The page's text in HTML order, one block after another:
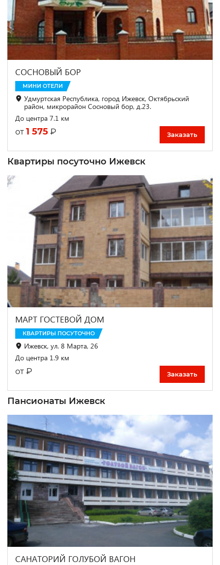
СОСНОВЫЙ БОР
МИНИ ОТЕЛИ
Удмуртская Республика, город Ижевск, Октябрьский
район, микрорайон Сосновый бор, д.23.
До центра 7.1 км
от 1 575 ₽ Заказать
Квартиры посуточно Ижевск
МАРТ ГОСТЕВОЙ ДОМ
КВАРТИРЫ ПОСУТОЧНО
Ижевск, ул. 8 Марта, 26
До центра 1.9 км
от ₽ Заказать
Пансионаты Ижевск
САНАТОРИЙ ГОЛУБОЙ ВАГОН